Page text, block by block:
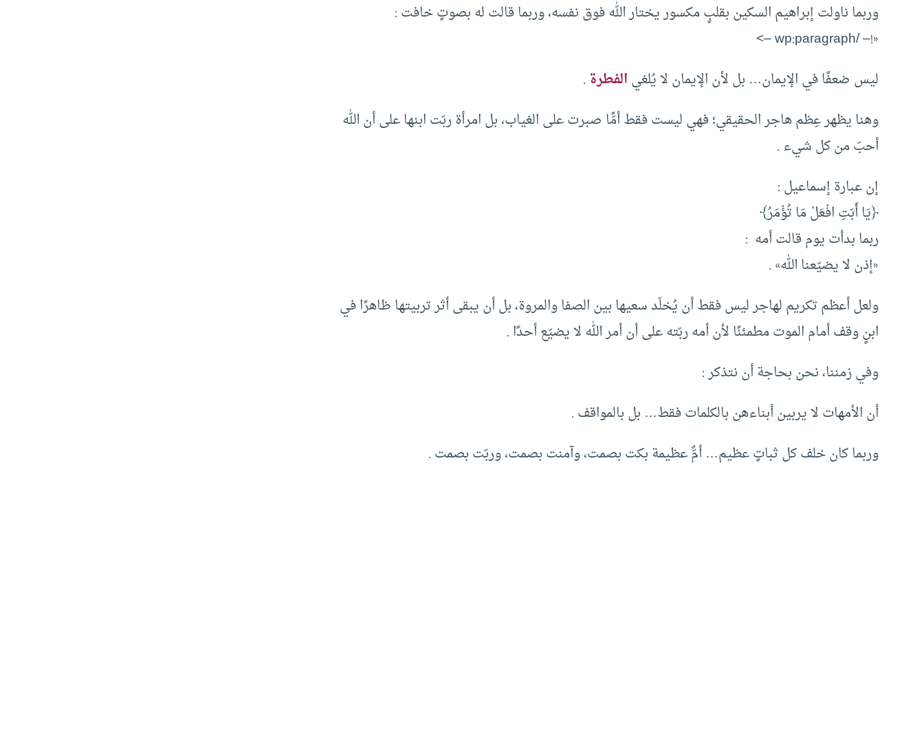
وربما ناولت إبراهيم السكين بقلبٍ مكسور يختار الله فوق نفسه، وربما قالت له بصوتٍ خافت :
«!– /wp:paragraph –>
ليس ضعفًا في الإيمان… بل لأن الإيمان لا يُلغيالفطرة.
وهنا يظهر عِظم هاجر الحقيقي؛ فهي ليست فقط أمًّا صبرت على الغياب، بل امرأة ربّت ابنها على أن الله
أحبّ من كل شيء .
إن عبارة إسماعيل :
﴿يَا أَبَتِ افْعَلْ مَا تُؤْمَرُ﴾
ربما بدأت يوم قالت أمه :
«إذن لا يضيّعنا الله» .
ولعل أعظم تكريم لهاجر ليس فقط أن يُخلّد سعيها بين الصفا والمروة، بل أن يبقى أثر تربيتها ظاهرًا في
ابنٍ وقف أمام الموت مطمئنًا لأن أمه ربّته على أن أمر الله لا يضيّع أحدًا .
وفي زمننا، نحن بحاجة أن نتذكر :
أن الأمهات لا يربين أبناءهن بالكلمات فقط… بل بالمواقف .
وربما كان خلف كل ثباتٍ عظيم… أمٌّ عظيمة بكت بصمت، وآمنت بصمت، وربّت بصمت .